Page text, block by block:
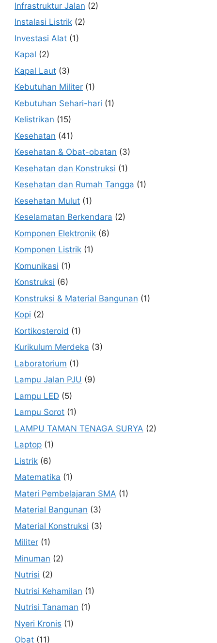
Infrastruktur Jalan (2)
Instalasi Listrik (2)
Investasi Alat (1)
Kapal (2)
Kapal Laut (3)
Kebutuhan Militer (1)
Kebutuhan Sehari-hari (1)
Kelistrikan (15)
Kesehatan (41)
Kesehatan & Obat-obatan (3)
Kesehatan dan Konstruksi (1)
Kesehatan dan Rumah Tangga (1)
Kesehatan Mulut (1)
Keselamatan Berkendara (2)
Komponen Elektronik (6)
Komponen Listrik (1)
Komunikasi (1)
Konstruksi (6)
Konstruksi & Material Bangunan (1)
Kopi (2)
Kortikosteroid (1)
Kurikulum Merdeka (3)
Laboratorium (1)
Lampu Jalan PJU (9)
Lampu LED (5)
Lampu Sorot (1)
LAMPU TAMAN TENAGA SURYA (2)
Laptop (1)
Listrik (6)
Matematika (1)
Materi Pembelajaran SMA (1)
Material Bangunan (3)
Material Konstruksi (3)
Militer (1)
Minuman (2)
Nutrisi (2)
Nutrisi Kehamilan (1)
Nutrisi Tanaman (1)
Nyeri Kronis (1)
Obat (11)